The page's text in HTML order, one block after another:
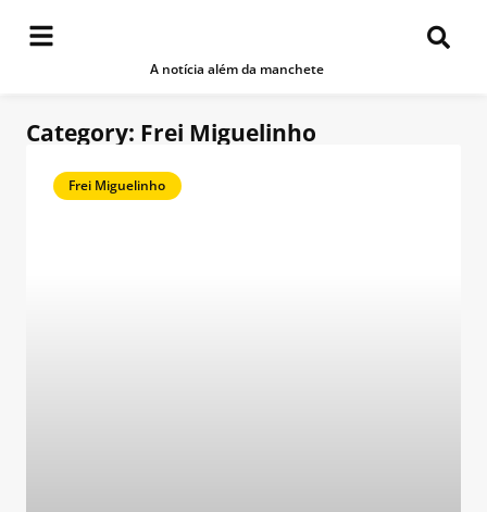
A notícia além da manchete
Category: Frei Miguelinho
Frei Miguelinho